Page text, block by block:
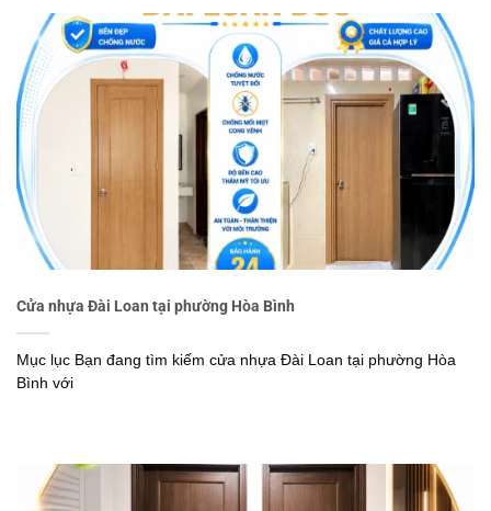
Cửa nhựa Đài Loan tại phường Hòa Bình
Mục lục Bạn đang tìm kiếm cửa nhựa Đài Loan tại phường Hòa
Bình với